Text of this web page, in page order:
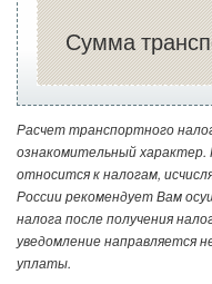
Сумма
Расчет транспортного
ознакомительный
относится к налогам,
России рекомендует Вам
налога после получения
уведомление направляется
уплаты.